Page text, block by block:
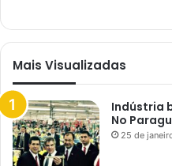
Mais Visualizadas
Indústria
No
25 de